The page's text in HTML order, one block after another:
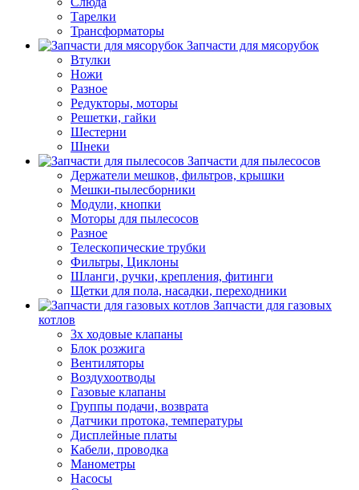
Тарелки
Трансформаторы
Запчасти для мясорубок
Втулки
Ножи
Разное
Редукторы, моторы
Решетки, гайки
Шестерни
Шнеки
Запчасти для пылесосов
Держатели мешков, фильтров, крышки
Мешки-пылесборники
Модули, кнопки
Моторы для пылесосов
Разное
Телескопические трубки
Фильтры, Циклоны
Шланги, ручки, крепления, фитинги
Щетки для пола, насадки, переходники
Запчасти для газовых
котлов
3х ходовые клапаны
Блок розжига
Вентиляторы
Воздухоотводы
Газовые клапаны
Группы подачи, возврата
Датчики протока, температуры
Дисплейные платы
Кабели, проводка
Манометры
Насосы